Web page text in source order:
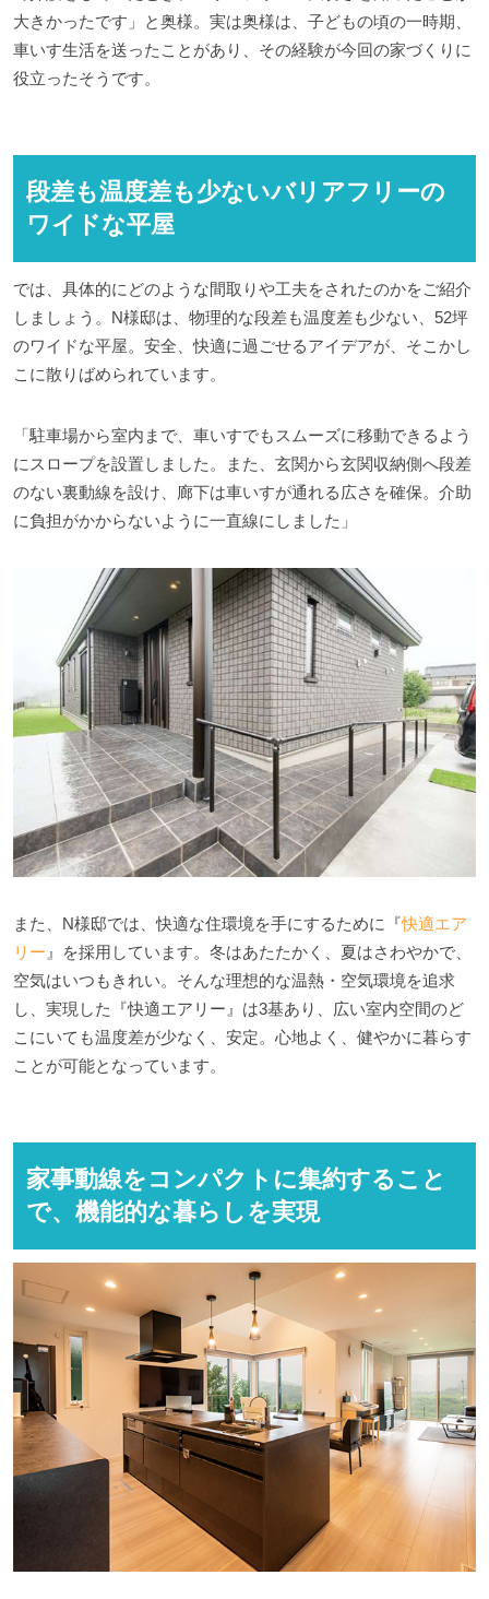
大きかったです」と奥様。実は奥様は、子どもの頃の一時期、
車いす生活を送ったことがあり、その経験が今回の家づくりに
役立ったそうです。
段差も温度差も少ないバリアフリーの
ワイドな平屋
では、具体的にどのような間取りや工夫をされたのかをご紹介
しましょう。N様邸は、物理的な段差も温度差も少ない、52坪
のワイドな平屋。安全、快適に過ごせるアイデアが、そこかし
こに散りばめられています。
「駐車場から室内まで、車いすでもスムーズに移動できるよう
にスロープを設置しました。また、玄関から玄関収納側へ段差
のない裏動線を設け、廊下は車いすが通れる広さを確保。介助
に負担がかからないように一直線にしました」
また、N様邸では、快適な住環境を手にするために『快適エア
リー 』を採用しています。冬はあたたかく、夏はさわやかで、
空気はいつもきれい。そんな理想的な温熱・空気環境を追求
し、実現した『快適エアリー』は3基あり、広い室内空間のど
こにいても温度差が少なく、安定。心地よく、健やかに暮らす
ことが可能となっています。
家事動線をコンパクトに集約すること
で、機能的な暮らしを実現